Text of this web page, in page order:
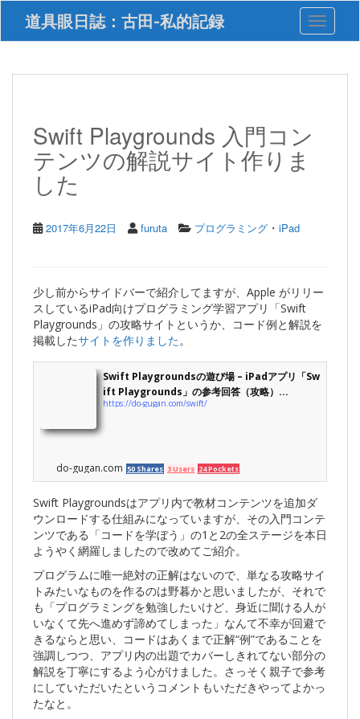
i
道具眼日誌：古田-私的記録 Toggle
Swift Playgrounds 入門コン
テンツの解説サイト作りま
した
2017年6月22日 furuta プログラミング ・ iPad
少し前からサイドバーで紹介してますが、Apple がリリー
スしているiPad向けプログラミング学習アプリ「Swift
Playgrounds」の攻略サイトというか、コード例と解説を
掲載したサイトを作りました。
Swift Playgroundsの遊び場 – iPadアプリ「Sw
ift Playgrounds」の参考回答（攻略）...
https://do-gugan.com/swift/
do-gugan.com 50 Shares 3 Users 24 Pockets
Swift Playgroundsはアプリ内で教材コンテンツを追加ダ
ウンロードする仕組みになっていますが、その入門コンテ
ンツである「コードを学ぼう」の1と2の全ステージを本日
ようやく網羅しましたので改めてご紹介。
プログラムに唯一絶対の正解はないので、単なる攻略サイ
トみたいなものを作るのは野暮かと思いましたが、それで
も「プログラミングを勉強したいけど、身近に聞ける人が
いなくて先へ進めず諦めてしまった」なんて不幸が回避で
きるならと思い、コードはあくまで正解“例”であることを
強調しつつ、アプリ内の出題でカバーしきれてない部分の
解説を丁寧にするよう心がけました。さっそく親子で参考
にしていただいたというコメントもいただきやってよかっ
たなと。